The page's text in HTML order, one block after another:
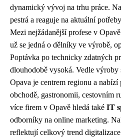
dynamický vývoj na trhu práce.
pestrá a reaguje na aktuální
Mezi nejžádanější profese v
už se jedná o dělníky ve výrobě,
Poptávka po technicky zdatných
dlouhodobě vysoká. Vedle výroby
Opava je centrem regionu a
obchodě, gastronomii, cestovním
více firem v Opavě hledá také IT
odborníky na online marketing.
reflektují celkový trend